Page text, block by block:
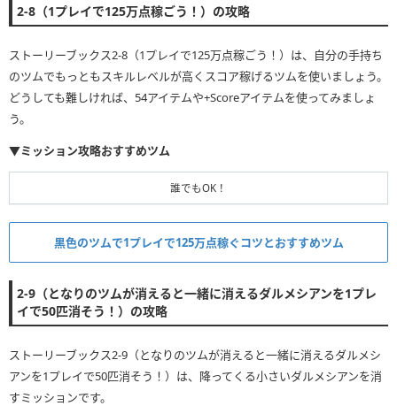
2-8（1プレイで125万点稼ごう！）の攻略
ストーリーブックス2-8（1プレイで125万点稼ごう！）は、自分の手持ち
のツムでもっともスキルレベルが高くスコア稼げるツムを使いましょう。
どうしても難しければ、54アイテムや+Scoreアイテムを使ってみましょ
う。
▼ミッション攻略おすすめツム
誰でもOK！
黒色のツムで1プレイで125万点稼ぐコツとおすすめツム
2-9（となりのツムが消えると一緒に消えるダルメシアンを1プレ
イで50匹消そう！）の攻略
ストーリーブックス2-9（となりのツムが消えると一緒に消えるダルメシ
アンを1プレイで50匹消そう！）は、降ってくる小さいダルメシアンを消
すミッションです。